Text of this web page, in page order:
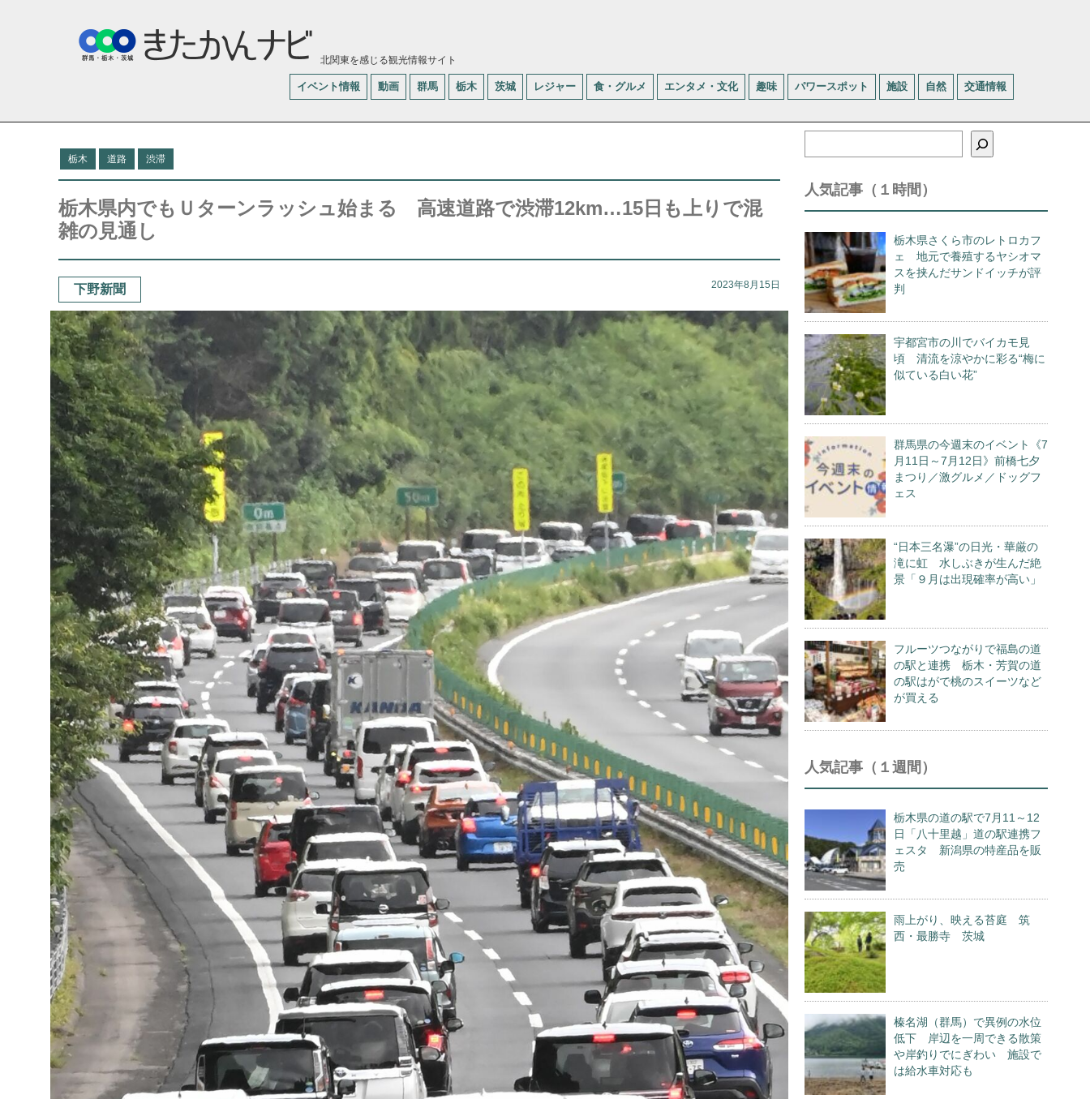
北関東を感じる観光情報サイト
イベント情報 動画 群馬 栃木 茨城 レジャー 食・グルメ エンタメ・文化 趣味 パワースポット 施設 自然 交通情報
栃木 道路 渋滞
栃木県内でもＵターンラッシュ始まる 高速道路で渋滞12km…15日も上りで混
雑の見通し
下野新聞 2023年8月15日
索
人気記事（１時間）
栃木県さくら市のレトロカフ
ェ 地元で養殖するヤシオマ
スを挟んだサンドイッチが評
判
宇都宮市の川でバイカモ見
頃 清流を涼やかに彩る“梅に
似ている白い花”
群馬県の今週末のイベント《7
月11日～7月12日》前橋七夕
まつり／激グルメ／ドッグフ
ェス
“日本三名瀑”の日光・華厳の
滝に虹 水しぶきが生んだ絶
景「９月は出現確率が高い」
フルーツつながりで福島の道
の駅と連携 栃木・芳賀の道
の駅はがで桃のスイーツなど
が買える
人気記事（１週間）
栃木県の道の駅で7月11～12
日「八十里越」道の駅連携フ
ェスタ 新潟県の特産品を販
売
雨上がり、映える苔庭 筑
西・最勝寺 茨城
榛名湖（群馬）で異例の水位
低下 岸辺を一周できる散策
や岸釣りでにぎわい 施設で
は給水車対応も